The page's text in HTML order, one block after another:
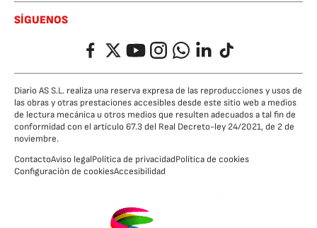
SÍGUENOS
FacebookTwitterYouTubeInstagramWhatsappLinkedIn
TikTok
Diario AS S.L. realiza una reserva expresa de las reproducciones y usos de
las obras y otras prestaciones accesibles desde este sitio web a medios
de lectura mecánica u otros medios que resulten adecuados a tal fin de
conformidad con el artículo 67.3 del Real Decreto-ley 24/2021, de 2 de
noviembre.
ContactoAviso legalPolítica de privacidadPolítica de cookies
Configuración de cookiesAccesibilidad